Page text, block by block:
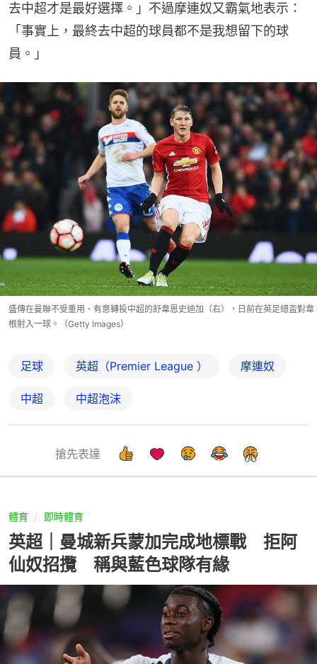
去中超才是最好選擇。」不過摩連奴又霸氣地表示：
「事實上，最終去中超的球員都不是我想留下的球
員。」
盛傳在曼聯不受重用、有意轉投中超的舒韋恩史迪加（右），日前在英足總盃對韋
根射入一球。（Getty Images）
足球 英超（Premier League ） 摩連奴
中超 中超泡沫
搶先表達
體育 即時體育
英超｜曼城新兵蒙加完成地標戰 拒阿
仙奴招攬 稱與藍色球隊有緣